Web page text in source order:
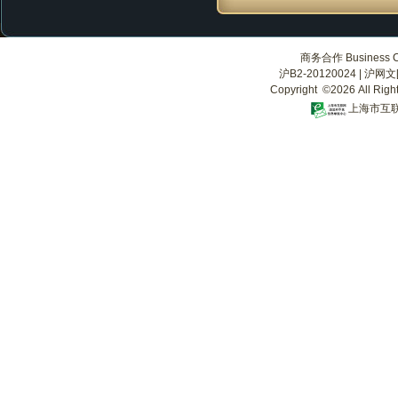
商务合作 Business
沪B2-20120024
沪网
Copyright ©2026 All
上海市互